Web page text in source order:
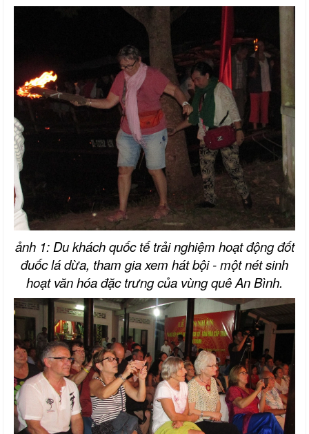
ảnh 1: Du khách quốc tế trải nghiệm hoạt động đốt
đuốc lá dừa, tham gia xem hát bội - một nét sinh
hoạt văn hóa đặc trưng của vùng quê An Bình.